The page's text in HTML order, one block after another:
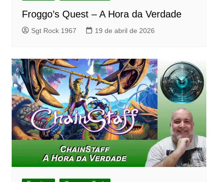
Froggo’s Quest – A Hora da Verdade
Sgt Rock 1967 19 de abril de 2026